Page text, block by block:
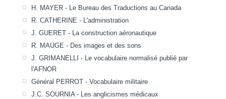
H. MAYER - Le Bureau des Traductions au Canada
R. CATHERINE - L'administration
J. GUERET - La construction aéronautique
R. MAUGE - Des images et des sons
J. GRIMANELLI - Le vocabulaire normalisé publié par
l'AFNOR
Général PERROT - Vocabulaire militaire
J.C. SOURNIA - Les anglicismes médicaux